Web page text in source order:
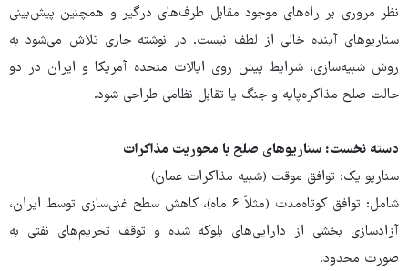
نظر مروری بر راه‌های موجود مقابل طرف‌های درگیر و همچنین پیش‌بینی
سناریوهای آینده خالی از لطف نیست. در نوشته جاری تلاش می‌شود به
روش شبیه‌سازی، شرایط پیش روی ایالات متحده آمریکا و ایران در دو
حالت صلح مذاکره‌پایه و جنگ یا تقابل نظامی طراحی شود.
دسته نخست: سناریوهای صلح با محوریت مذاکرات
سناریو یک: توافق موقت (شبیه مذاکرات عمان)
شامل: توافق کوتاه‌مدت (مثلاً ۶ ماه)، کاهش سطح غنی‌سازی توسط ایران،
آزادسازی بخشی از دارایی‌های بلوکه ‌شده و توقف تحریم‌های نفتی به
صورت محدود.